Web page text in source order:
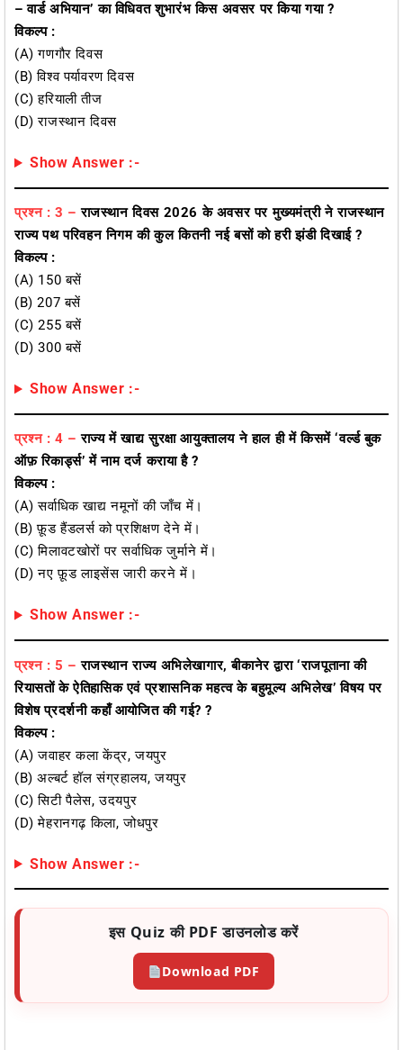
– वार्ड अभियान’ का विधिवत शुभारंभ किस अवसर पर किया गया ?
विकल्प :
(A) गणगौर दिवस
(B) विश्व पर्यावरण दिवस
(C) हरियाली तीज
(D) राजस्थान दिवस
Show Answer :-
प्रश्न : 3 – राजस्थान दिवस 2026 के अवसर पर मुख्यमंत्री ने राजस्थान
राज्य पथ परिवहन निगम की कुल कितनी नई बसों को हरी झंडी दिखाई ?
विकल्प :
(A) 150 बसें
(B) 207 बसें
(C) 255 बसें
(D) 300 बसें
Show Answer :-
प्रश्न : 4 – राज्य में खाद्य सुरक्षा आयुक्तालय ने हाल ही में किसमें ‘वर्ल्ड बुक
ऑफ़ रिकार्ड्स’ में नाम दर्ज कराया है ?
विकल्प :
(A) सर्वाधिक खाद्य नमूनों की जाँच में।
(B) फ़ूड हैंडलर्स को प्रशिक्षण देने में।
(C) मिलावटखोरों पर सर्वाधिक जुर्माने में।
(D) नए फ़ूड लाइसेंस जारी करने में।
Show Answer :-
प्रश्न : 5 – राजस्थान राज्य अभिलेखागार, बीकानेर द्वारा ‘राजपूताना की
रियासतों के ऐतिहासिक एवं प्रशासनिक महत्व के बहुमूल्य अभिलेख’ विषय पर
विशेष प्रदर्शनी कहाँ आयोजित की गई? ?
विकल्प :
(A) जवाहर कला केंद्र, जयपुर
(B) अल्बर्ट हॉल संग्रहालय, जयपुर
(C) सिटी पैलेस, उदयपुर
(D) मेहरानगढ़ किला, जोधपुर
Show Answer :-
इस Quiz की PDF डाउनलोड करें
Download PDF